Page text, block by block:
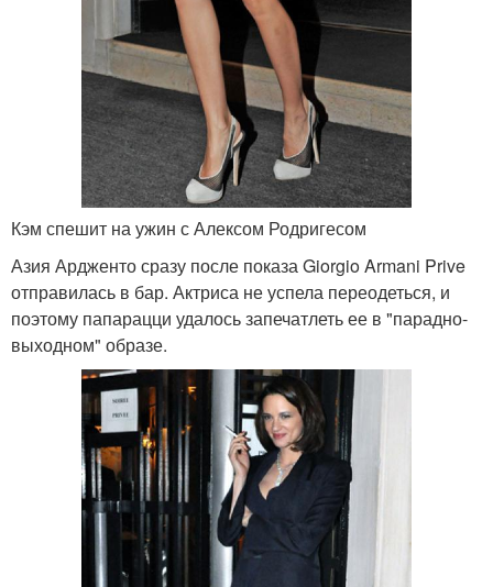
Кэм спешит на ужин с Алексом Родригесом
Азия Ардженто сразу после показа Giorgio Armani Prive
отправилась в бар. Актриса не успела переодеться, и
поэтому папарацци удалось запечатлеть ее в "парадно-
выходном" образе.